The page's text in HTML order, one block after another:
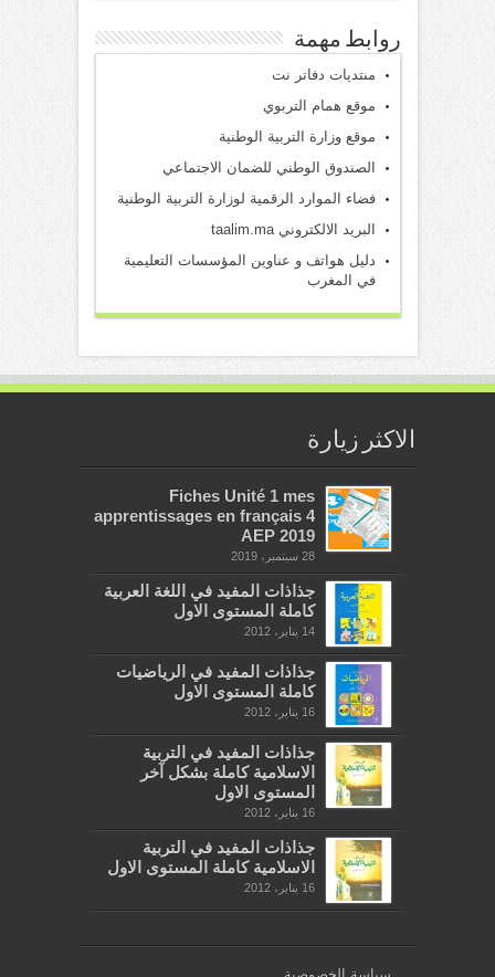
روابط مهمة
منتديات دفاتر نت
موقع همام التربوي
موقع وزارة التربية الوطنية
الصندوق الوطني للضمان الاجتماعي
فضاء الموارد الرقمية لوزارة التربية الوطنية
البريد الالكتروني taalim.ma
دليل هواتف و عناوين المؤسسات التعليمية
في المغرب
الاكثر زيارة
Fiches Unité 1 mes
apprentissages en français 4
AEP 2019
28 سبتمبر، 2019
جذاذات المفيد في اللغة العربية
كاملة المستوى الاول
14 يناير، 2012
جذاذات المفيد في الرياضيات
كاملة المستوى الاول
16 يناير، 2012
جذاذات المفيد في التربية
الاسلامية كاملة بشكل آخر
المستوى الاول
16 يناير، 2012
جذاذات المفيد في التربية
الاسلامية كاملة المستوى الاول
16 يناير، 2012